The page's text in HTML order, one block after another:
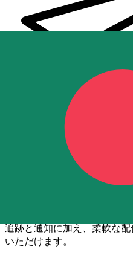
追跡と通知に加え、柔軟な
いただけます。